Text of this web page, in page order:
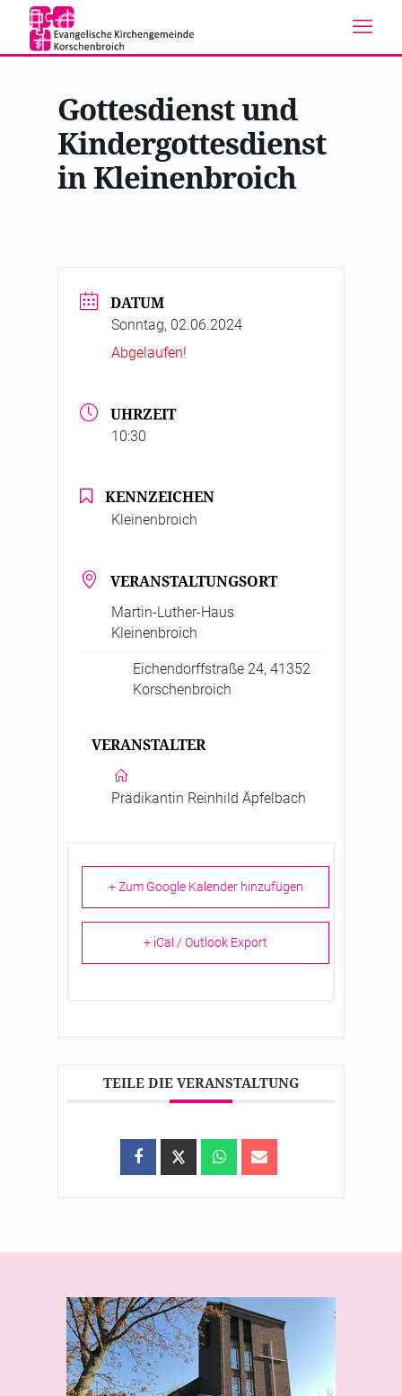
Gottesdienst und
Kindergottesdienst
in Kleinenbroich
DATUM
Sonntag, 02.06.2024
Abgelaufen!
UHRZEIT
10:30
KENNZEICHEN
Kleinenbroich
VERANSTALTUNGSORT
Martin-Luther-Haus
Kleinenbroich
Eichendorffstraße 24, 41352
Korschenbroich
VERANSTALTER
Prädikantin Reinhild Äpfelbach
+ Zum Google Kalender hinzufügen
+ iCal / Outlook Export
TEILE DIE VERANSTALTUNG